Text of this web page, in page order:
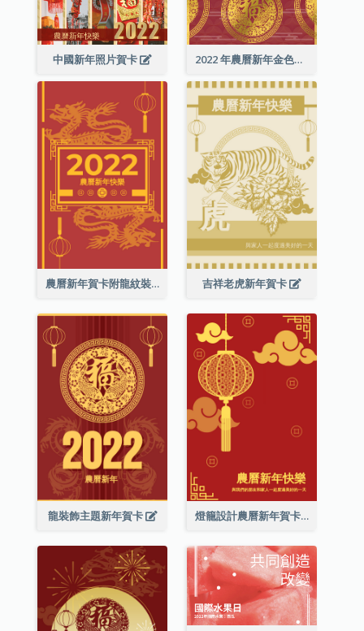
中國新年照片賀卡 2022 年農曆新年金色賀卡
農曆新年賀卡附龍紋裝飾 吉祥老虎新年賀卡
龍裝飾主題新年賀卡 燈籠設計農曆新年賀卡